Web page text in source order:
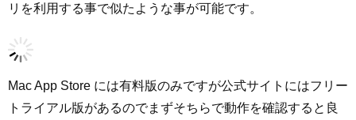
リを利用する事で似たような事が可能です。
Mac App Store には有料版のみですが公式サイトにはフリー
トライアル版があるのでまずそちらで動作を確認すると良